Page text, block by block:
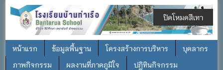
หน้าแรก ข้อมูลพื้นฐาน โครงสร้างการบริหาร
บุคลากร
ภาพกิจกรรม
ผลงานที่ภาคภูมิใจ
ปฎิทินกิจกรรม
ปิดโหมดสีเทา